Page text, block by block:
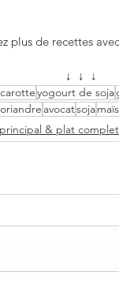
plus de recettes
↓  ↓  ↓
carotteyogourt de soja
avocatsojamaïs
& plat complet